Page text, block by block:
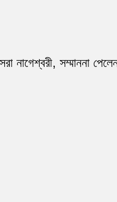
নাগেশ্বরী, সম্মাননা